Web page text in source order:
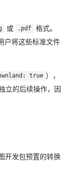
或 .pdf
格式。
户将这些标准文件
true ），
立的后续操作，因
开发包预置的转换